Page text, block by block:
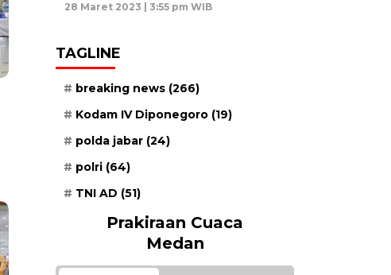
28 Maret 2023 | 3:55 pm WIB
TAGLINE
breaking news (266)
Kodam IV Diponegoro (19)
polda jabar (24)
polri (64)
TNI AD (51)
Prakiraan Cuaca
Medan